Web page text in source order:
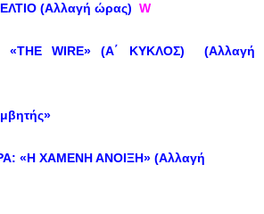
(Αλλαγή ώρας) W
«THE WIRE» (Α΄ ΚΥΚΛΟΣ) (Αλλαγή
«Η ΧΑΜΕΝΗ ΑΝΟΙΞΗ» (Αλλαγή